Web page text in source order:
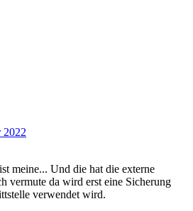
2022
meine... Und die hat die externe
vermute da wird erst eine Sicherung
verwendet wird.